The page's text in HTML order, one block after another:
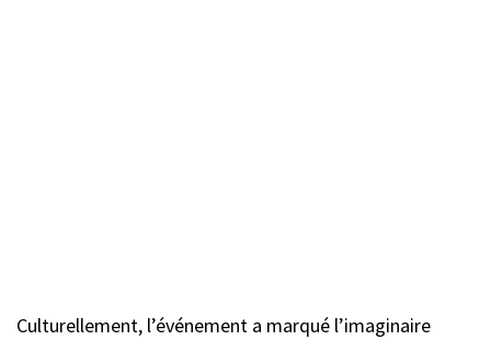
Culturellement, l’événement a marqué l’imaginaire